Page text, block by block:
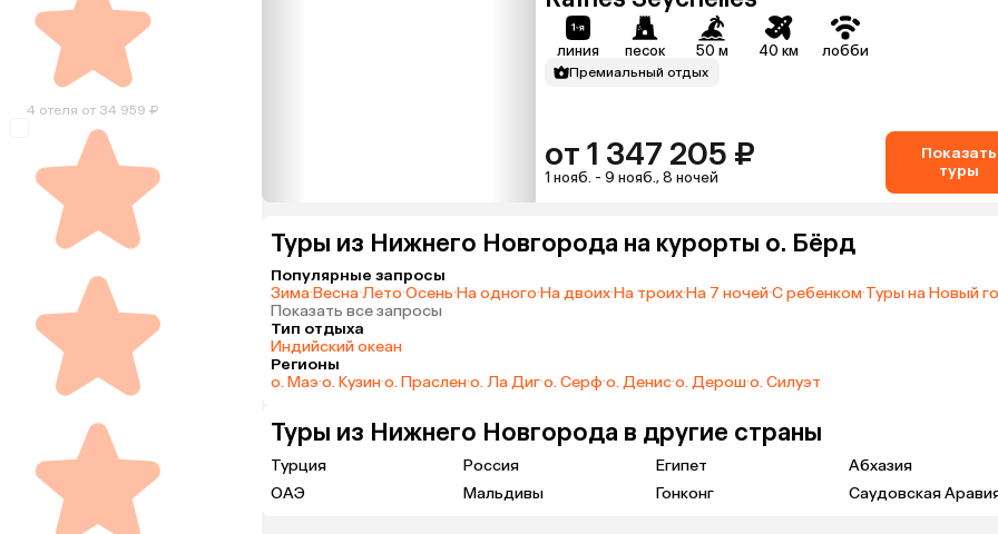
4 отеля от 34 959 ₽
линия песок 50 м 40 км лобби
Премиальный отдых
от 1 347 205 ₽
1 нояб. - 9 нояб., 8 ночей
Показать
туры
Туры из Нижнего Новгорода на курорты о. Бёрд
Популярные запросы
Зима·Весна·Лето·Осень·На одного·На двоих·На троих·На 7 ночей·С ребенком·Туры на Новый
Показать все запросы
Тип отдыха
Индийский океан
Регионы
о. Маэ·о. Кузин·о. Праслен·о. Ла Диг·о. Серф·о. Денис·о. Дерош·о. Силуэт
Туры из Нижнего Новгорода в другие страны
Турция Россия Египет
Абхазия
ОАЭ
Мальдивы Гонконг Саудовская